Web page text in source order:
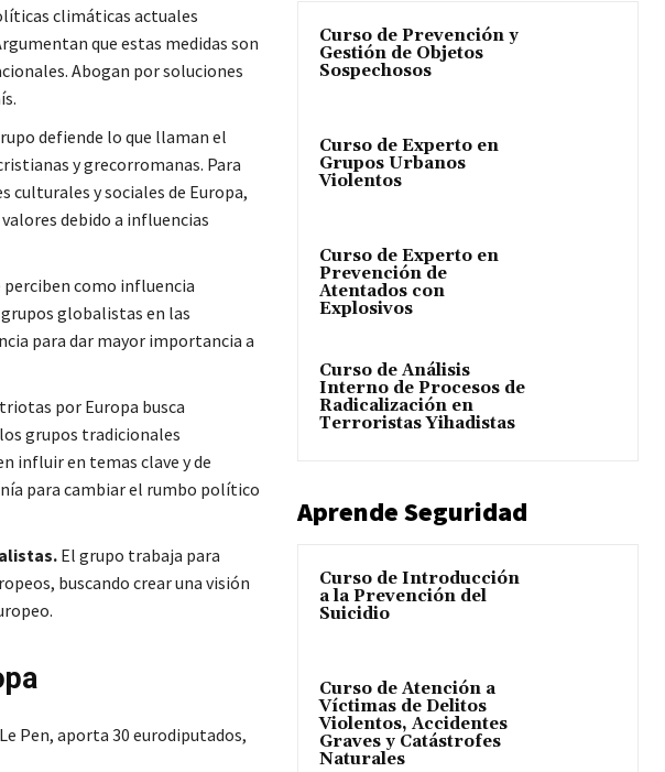
climáticas actuales
que estas medidas son
Abogan por soluciones
defiende lo que llaman el
y grecorromanas. Para
culturales y sociales de Europa,
debido a influencias
perciben como influencia
globalistas en las
para dar mayor importancia a
por Europa busca
grupos tradicionales
influir en temas clave y de
para cambiar el rumbo político
El grupo trabaja para
buscando crear una visión
Pen, aporta 30 eurodiputados,
Curso de Prevención y
Gestión de Objetos
Sospechosos
Curso de Experto en
Grupos Urbanos
Violentos
Curso de Experto en
Prevención de
Atentados con
Explosivos
Curso de Análisis
Interno de Procesos de
Radicalización en
Terroristas Yihadistas
Aprende Seguridad
Curso de Introducción
a la Prevención del
Suicidio
Curso de Atención a
Víctimas de Delitos
Violentos, Accidentes
Graves y Catástrofes
Naturales